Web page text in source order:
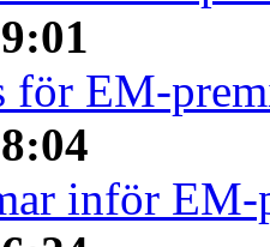
för EM-
inför EM-